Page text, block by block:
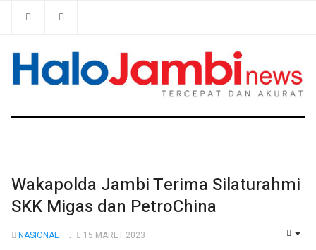
Wakapolda Jambi Terima Silaturahmi
SKK Migas dan PetroChina
NASIONAL 15 MARET 2023